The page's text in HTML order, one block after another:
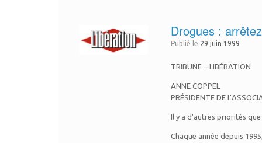
Drogues :
Publié le 29 juin 1999
TRIBUNE – LIBÉRATION
ANNE COPPEL
PRÉSIDENTE DE
Il y a d’autres priorités
Chaque année depuis